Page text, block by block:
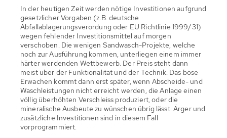
In der heutigen Zeit werden nötige Investitionen aufgrund
gesetzlicher Vorgaben (z.B. deutsche
Abfallablagerungsverordung oder EU Richtlinie 1999/31)
wegen fehlender Investitionsmittel auf morgen
verschoben. Die wenigen Sandwasch-Projekte, welche
noch zur Ausführung kommen, unterliegen einem immer
härter werdenden Wettbewerb. Der Preis steht dann
meist über der Funktionalität und der Technik. Das böse
Erwachen kommt dann erst später, wenn Abscheide- und
Waschleistungen nicht erreicht werden, die Anlage einen
völlig überhöhten Verschleiss produziert, oder die
mineralische Ausbeute zu wünschen übrig lässt. Ärger und
zusätzliche Investitionen sind in diesem Fall
vorprogrammiert.